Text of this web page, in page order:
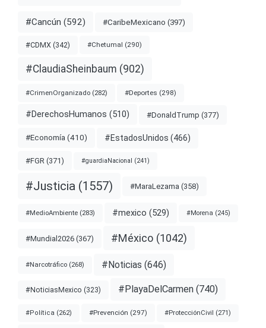
#Cancún (592) #CaribeMexicano (397)
#CDMX (342) #Chetumal (290)
#ClaudiaSheinbaum (902)
#CrimenOrganizado (282) #Deportes (298)
#DerechosHumanos (510) #DonaldTrump (377)
#Economía (410) #EstadosUnidos (466)
#FGR (371) #guardiaNacional (241)
#Justicia (1557) #MaraLezama (358)
#MedioAmbiente (283) #mexico (529) #Morena (245)
#Mundial2026 (367) #México (1042)
#Narcotráfico (268) #Noticias (646)
#NoticiasMexico (323) #PlayaDelCarmen (740)
#Política (262) #Prevención (297) #ProtecciónCivil (271)